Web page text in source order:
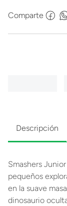
Comparte
Descripción
Smashers
pequeños
en la suave
dinosaurio